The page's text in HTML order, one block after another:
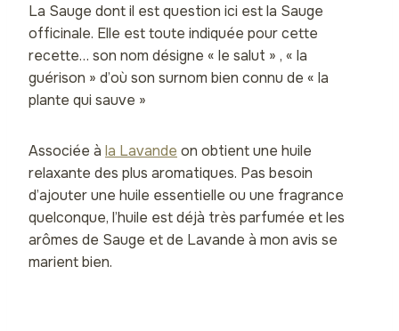
La Sauge dont il est question ici est la Sauge
officinale. Elle est toute indiquée pour cette
recette… son nom désigne « le salut » , « la
guérison » d’où son surnom bien connu de « la
plante qui sauve »
Associée à la Lavande on obtient une huile
relaxante des plus aromatiques. Pas besoin
d’ajouter une huile essentielle ou une fragrance
quelconque, l’huile est déjà très parfumée et les
arômes de Sauge et de Lavande à mon avis se
marient bien.